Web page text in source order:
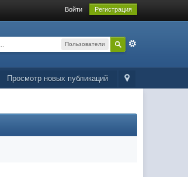
Войти Регистрация
Пользователи
Просмотр новых публикаций